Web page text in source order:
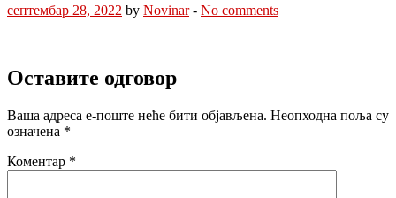
септембар 28, 2022 by Novinar- No comments
Оставите одговор
Ваша адреса е-поште неће бити објављена. Неопходна поља су
означена *
Коментар *